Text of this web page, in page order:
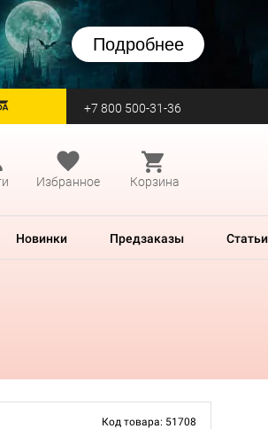
Подробнее
перейти на Zvezda +7 800 500-31-36
Избранное Корзина
Новинки Предзаказы Статьи
Код товара: 51708